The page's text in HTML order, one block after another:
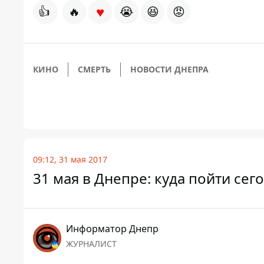
👍 🔥 ♥ 😭 😆 😡
КИНО СМЕРТЬ НОВОСТИ ДНЕПРА
09:12, 31 мая 2017
31 мая в Днепре: куда пойти
Информатор Днепр
ЖУРНАЛИСТ